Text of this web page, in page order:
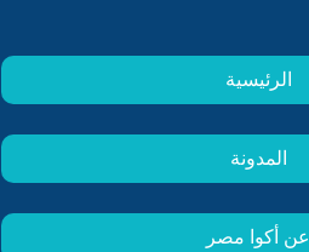
الرئيسية
المدونة
عن أكوا مصر